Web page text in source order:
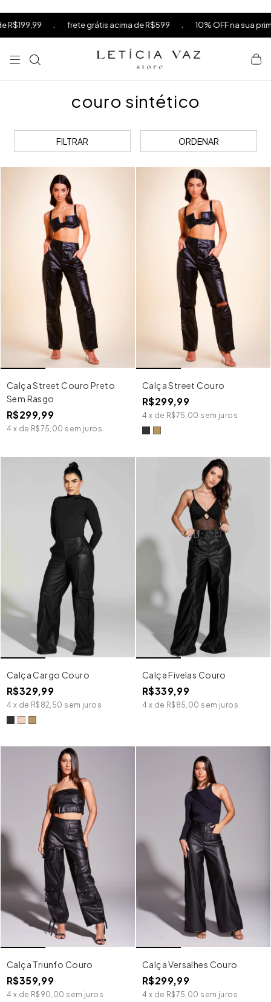
. frete grátis acima de R$599 . 10% OFF na sua primeira
couro sintético
FILTRAR ORDENAR
Calça Street Couro Preto
Sem Rasgo
R$299,99
4 x de R$75,00 sem juros
Calça Street Couro
R$299,99
4 x de R$75,00 sem juros
Calça Cargo Couro
R$329,99
4 x de R$82,50 sem juros
Calça Fivelas Couro
R$339,99
4 x de R$85,00 sem juros
Calça Triunfo Couro
R$359,99
4 x de R$90,00 sem juros
Calça Versalhes Couro
R$299,99
4 x de R$75,00 sem juros